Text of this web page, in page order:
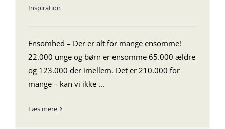
Inspiration
Ensomhed – Der er alt for mange ensomme!
22.000 unge og børn er ensomme 65.000 ældre
og 123.000 der imellem. Det er 210.000 for
mange – kan vi ikke ...
Læs mere